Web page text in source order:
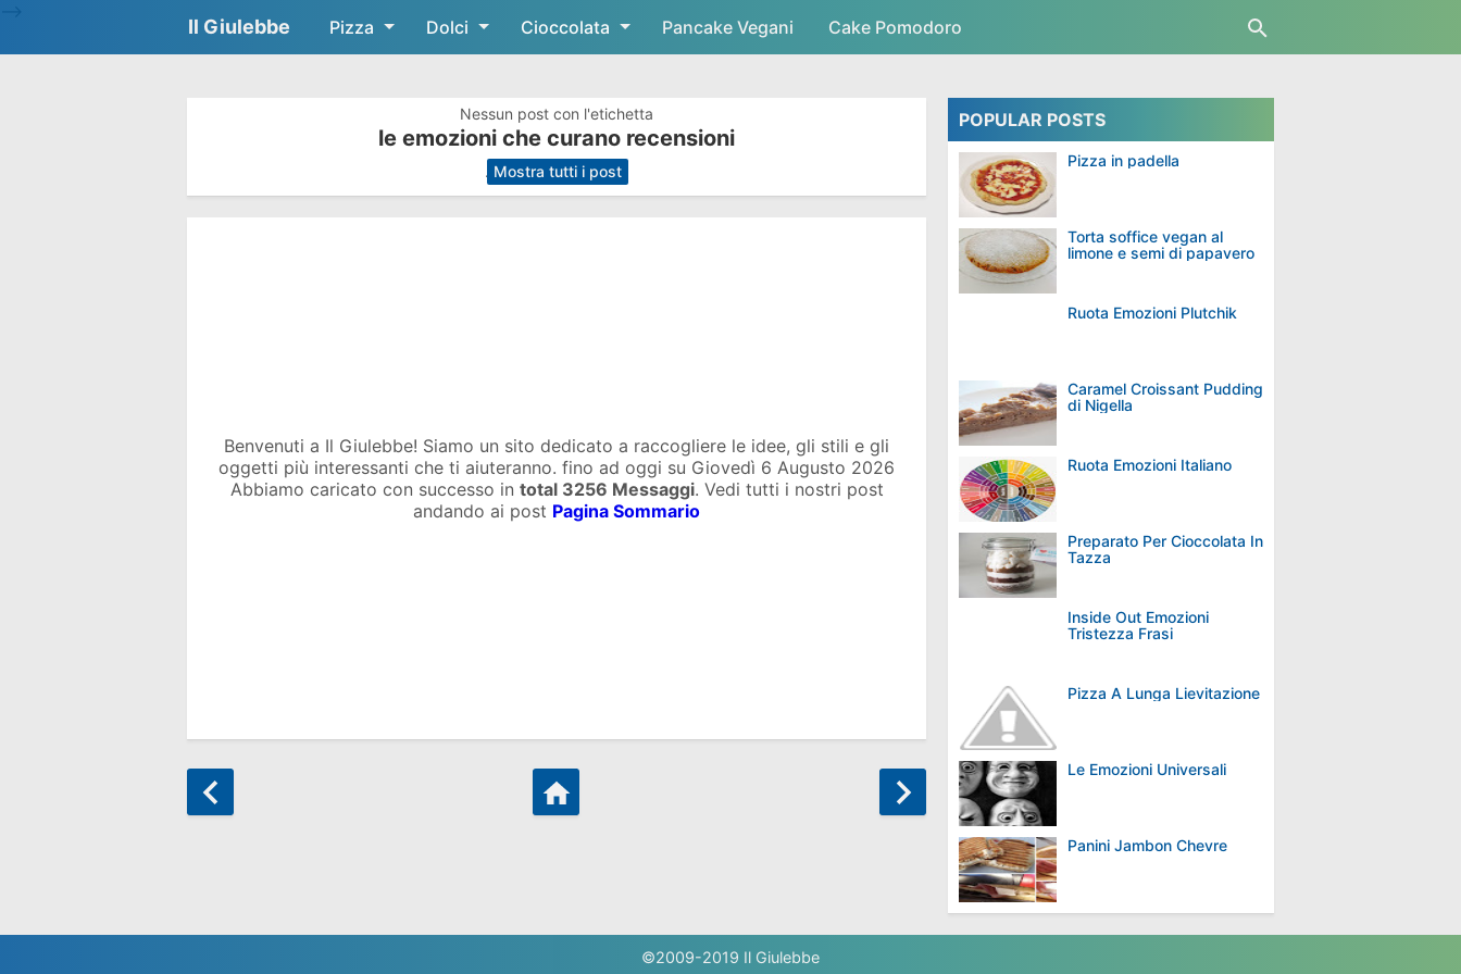
Skip to main content
Il Giulebbe Pizza Dolci Cioccolata Pancake Vegani Cake Pomodoro
Nessun post con l'etichetta
le emozioni che curano recensioni
. Mostra tutti i post
Benvenuti a Il Giulebbe! Siamo un sito dedicato a raccogliere le idee, gli stili e gli
oggetti più interessanti che ti aiuteranno. fino ad oggi su Giovedì 6 Augusto 2026
Abbiamo caricato con successo in total 3256 Messaggi. Vedi tutti i nostri post
andando ai post Pagina Sommario
POPULAR POSTS
Pizza in padella
Torta soffice vegan al
limone e semi di papavero
Ruota Emozioni Plutchik
Caramel Croissant Pudding
di Nigella
Ruota Emozioni Italiano
Preparato Per Cioccolata In
Tazza
Inside Out Emozioni
Tristezza Frasi
Pizza A Lunga Lievitazione
Le Emozioni Universali
Panini Jambon Chevre
©2009-2019 Il Giulebbe